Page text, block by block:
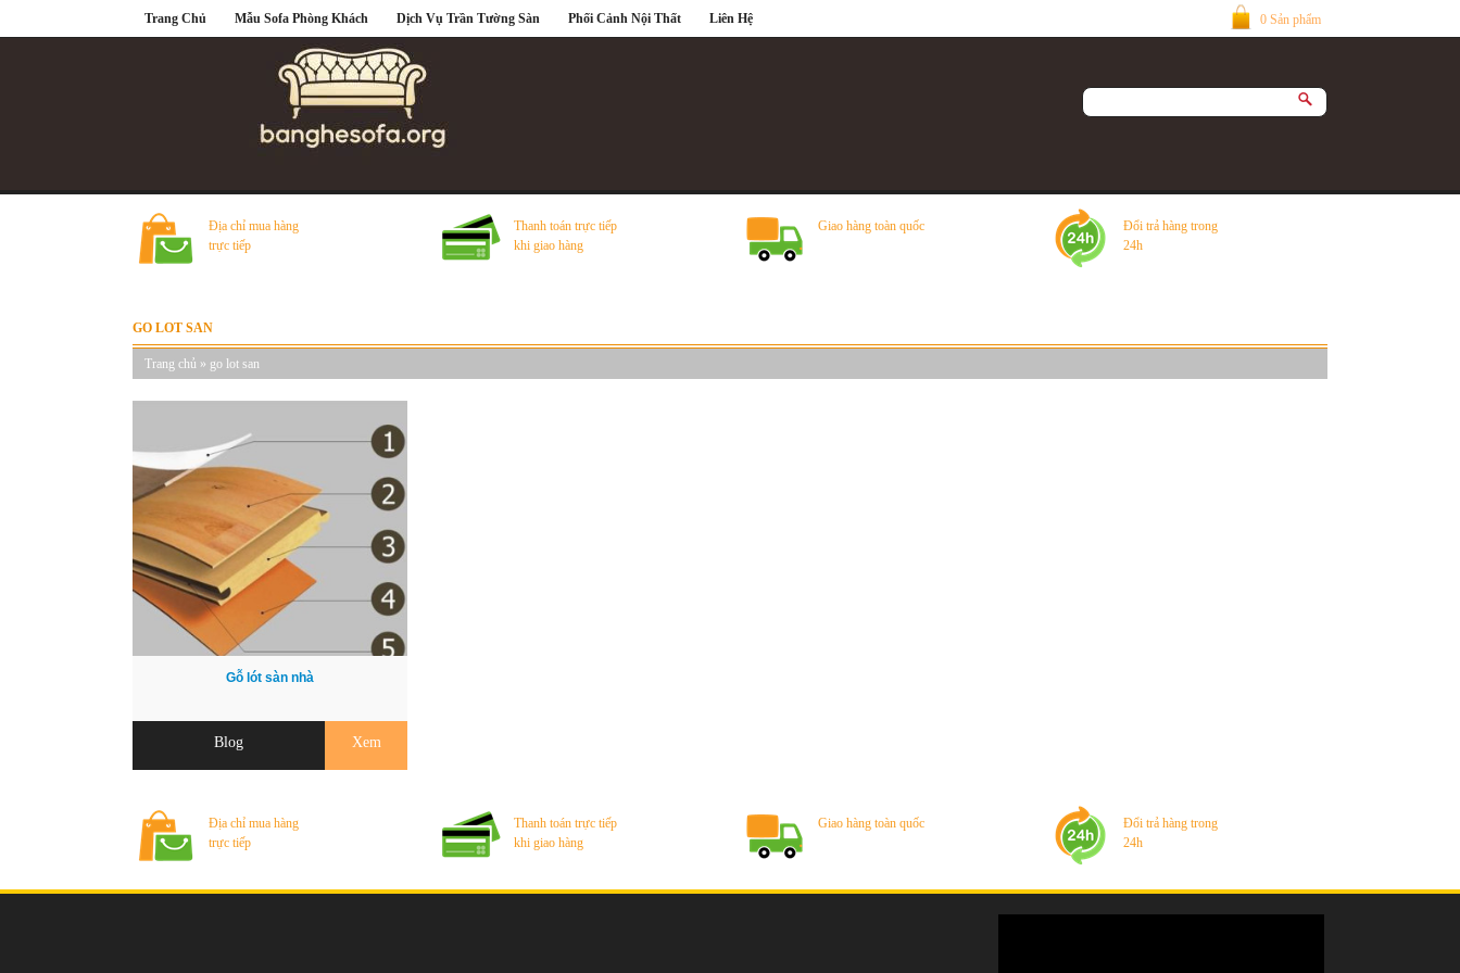
Trang Chủ Mẫu Sofa Phòng Khách Dịch Vụ Trần Tường Sàn Phối Cảnh Nội Thất Liên Hệ 0 Sản phẩm
Địa chỉ mua hàng
trực tiếp
Thanh toán trực tiếp
khi giao hàng
Giao hàng toàn quốc
Đổi trả hàng trong
24h
GO LOT SAN
Trang chủ » go lot san
Gỗ lót sàn nhà
Blog Xem
Địa chỉ mua hàng
trực tiếp
Thanh toán trực tiếp
khi giao hàng
Giao hàng toàn quốc
Đổi trả hàng trong
24h